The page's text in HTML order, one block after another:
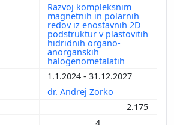
Razvoj kompleksnim
magnetnih in polarnih
redov iz enostavnih 2D
podstruktur v plastovitih
hidridnih organo-
anorganskih
halogenometalatih
1.1.2024 - 31.12.2027
dr. Andrej Zorko
2.175